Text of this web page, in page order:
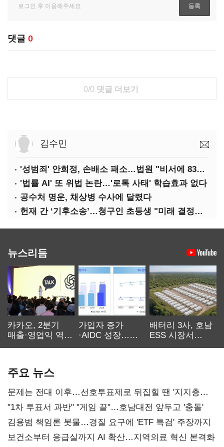
댓글 0
0/0 댓글 더보기
김수민
'성범죄' 안희정, 손배소 패소…법원 "비서에 8347만원 배상"
'법률 AI' 또 위법 논란…'로톡 사태' 학습효과 없다
공수처 명운, 채상병 수사에 달렸다
헌재 간 ‘기후소송’…청구인 초등생 "미래 결정할 중요한 소송"
뉴스리듬
카카오, 2분기
매출·영업익 역대
가입자 증가
·AIDC 성장…
배터리 3사, 호남
ESS 시장서
주요 뉴스
문제는 전대 이후…선호투표제로 뒤집힐 땐 '지지층
불복'
"1차 투표서 과반" "게임 끝"…호남대전 앞두고 '충돌'
김용범 책임론 봇물…경질 요구에 'ETF 특검' 주장까지
보건소부터 응급실까지 AI 확산…지역의료 혁신 본격화